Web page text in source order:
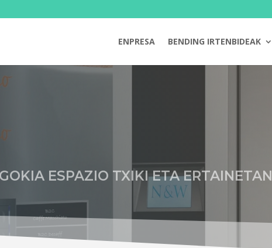
ENPRESA BENDING IRTENBIDEAK
ESPAZIO TXIKI ETA ERTAINETAN